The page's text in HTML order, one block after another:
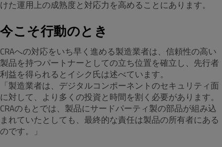
けた運用上の成熟度と対応力を高めることにあります。
今こそ行動のとき
CRAへの対応をいち早く進める製造業者は、信頼性の高い
製品を持つパートナーとしての立ち位置を確立し、先行者
利益を得られるとイシク氏は述べています。
「製造業者は、デジタルコンポーネントのセキュリティ面
に対して、より多くの投資と時間を割く必要があります。
CRAのもとでは、製品にサードパーティ製の部品が組み込
まれていたとしても、最終的な責任は製品の所有者にある
のです。」